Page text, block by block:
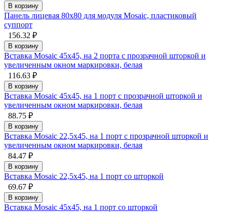
В корзину
Панель лицевая 80х80 для модуля Mosaic, пластиковый
суппорт
156.32 ₽
В корзину
Вставка Mosaic 45x45, на 2 порта с прозрачной шторкой и
увеличенным окном маркировки, белая
116.63 ₽
В корзину
Вставка Mosaic 45x45, на 1 порт с прозрачной шторкой и
увеличенным окном маркировки, белая
88.75 ₽
В корзину
Вставка Mosaic 22,5x45, на 1 порт с прозрачной шторкой и
увеличенным окном маркировки, белая
84.47 ₽
В корзину
Вставка Mosaic 22,5x45, на 1 порт со шторкой
69.67 ₽
В корзину
Вставка Mosaic 45x45, на 1 порт со шторкой